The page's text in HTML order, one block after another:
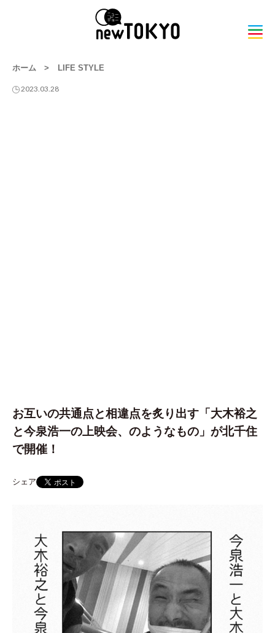
ホーム > LIFE STYLE
2023.03.28
お互いの共通点と相違点を炙り出す「大木裕之
と今泉浩一の上映会、のようなもの」が北千住
で開催！
シェア